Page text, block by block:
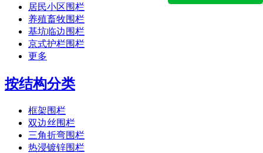
居民小区围栏
养殖畜牧围栏
基坑临边围栏
京式护栏围栏
更多
按结构分类
框架围栏
双边丝围栏
三角折弯围栏
热浸镀锌围栏